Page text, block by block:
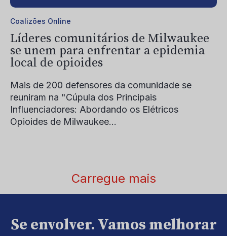
Coalizões Online
Líderes comunitários de Milwaukee
se unem para enfrentar a epidemia
local de opioides
Mais de 200 defensores da comunidade se
reuniram na "Cúpula dos Principais
Influenciadores: Abordando os Elétricos
Opioides de Milwaukee...
Carregue mais
Se envolver. Vamos melhorar